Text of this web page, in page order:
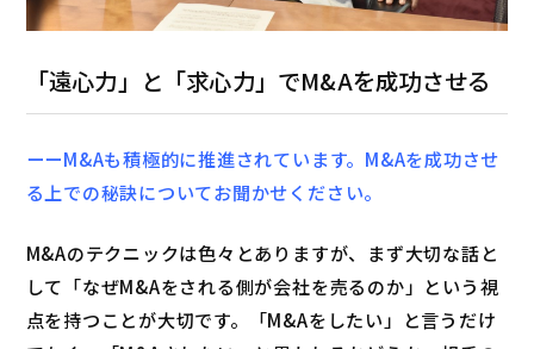
「遠心力」と「求心力」でM&Aを成功させる
ーーM&Aも積極的に推進されています。M&Aを成功させ
る上での秘訣についてお聞かせください。
M&Aのテクニックは色々とありますが、まず大切な話と
して「なぜM&Aをされる側が会社を売るのか」という視
点を持つことが大切です。「M&Aをしたい」と言うだけ